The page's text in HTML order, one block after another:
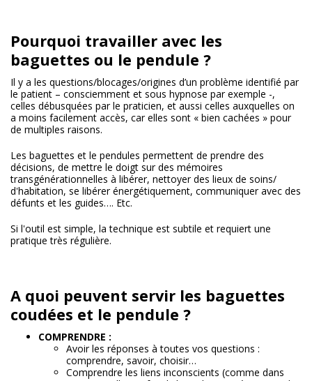
Pourquoi travailler avec les
baguettes ou le pendule ?
Il y a les questions/blocages/origines d’un problème identifié par
le patient – consciemment et sous hypnose par exemple -,
celles débusquées par le praticien, et aussi celles auxquelles on
a moins facilement accès, car elles sont « bien cachées » pour
de multiples raisons.
Les baguettes et le pendules permettent de prendre des
décisions, de mettre le doigt sur des mémoires
transgénérationnelles à libérer, nettoyer des lieux de soins/
d'habitation, se libérer énergétiquement, communiquer avec des
défunts et les guides…. Etc.
Si l'outil est simple, la technique est subtile et requiert une
pratique très régulière.
A quoi peuvent servir les baguettes
coudées et le pendule ?
COMPRENDRE :
Avoir les réponses à toutes vos questions :
comprendre, savoir, choisir…
Comprendre les liens inconscients (comme dans